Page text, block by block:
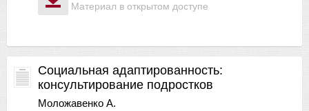
Материал в открытом доступе
Социальная адаптированность:
консультирование подростков
Моложавенко А.